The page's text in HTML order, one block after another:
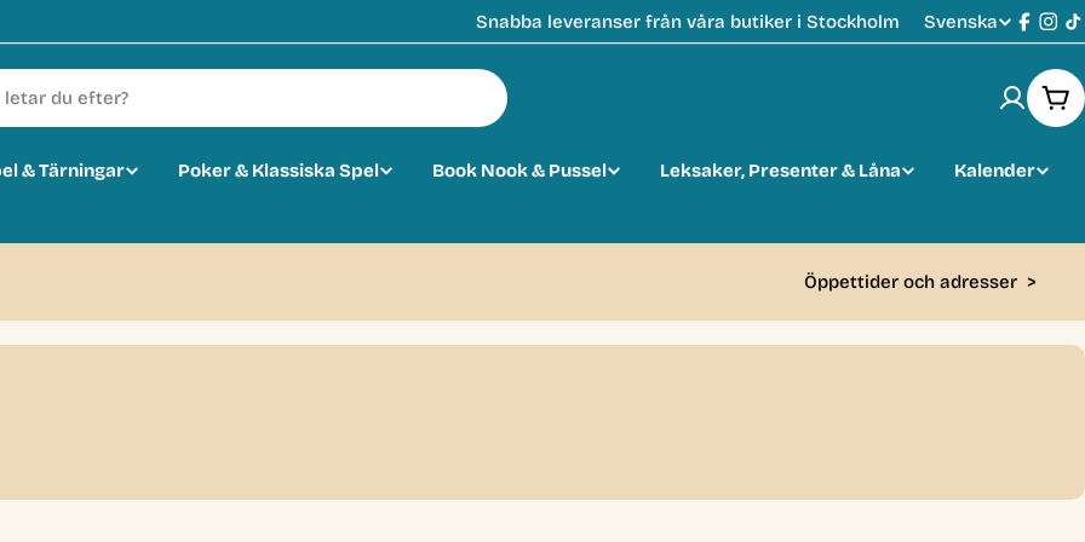
Snabba leveranser från våra butiker i Stockholm
S
k
Svenska
& Tärningar Poker & Klassiska Spel Book Nook & Pussel Leksaker, Presenter & Låna
Kalender
Öppettider och adresser >